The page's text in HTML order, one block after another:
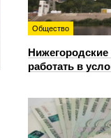
Общество
Нижегородские
работать в